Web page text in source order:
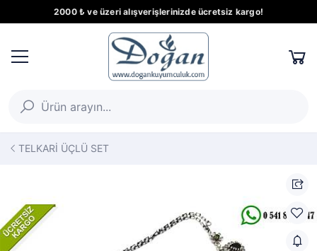
2000 ₺ ve üzeri alışverişlerinizde ücretsiz kargo!
TELKARİ ÜÇLÜ SET